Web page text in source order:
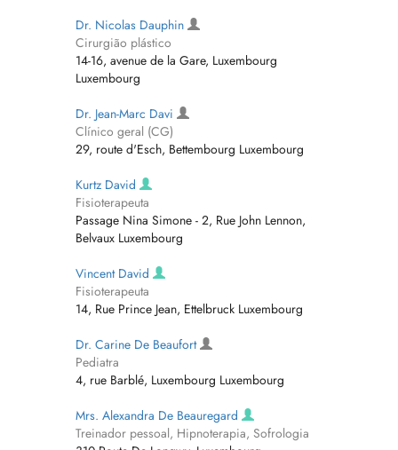
Dr. Nicolas Dauphin
Cirurgião plástico
14-16, avenue de la Gare, Luxembourg
Luxembourg
Dr. Jean-Marc Davi
Clínico geral (CG)
29, route d'Esch, Bettembourg Luxembourg
Kurtz David
Fisioterapeuta
Passage Nina Simone - 2, Rue John Lennon,
Belvaux Luxembourg
Vincent David
Fisioterapeuta
14, Rue Prince Jean, Ettelbruck Luxembourg
Dr. Carine De Beaufort
Pediatra
4, rue Barblé, Luxembourg Luxembourg
Mrs. Alexandra De Beauregard
Treinador pessoal, Hipnoterapia, Sofrologia